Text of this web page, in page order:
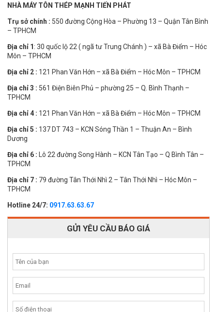
NHÀ MÁY TÔN THÉP MẠNH TIẾN PHÁT
Trụ sở chính : 550 đường Cộng Hòa – Phường 13 – Quận Tân Bình
– TPHCM
Địa chỉ 1 : 30 quốc lộ 22 ( ngã tư Trung Chánh ) – xã Bà Điểm – Hóc
Môn – TPHCM
Địa chỉ 2 : 121 Phan Văn Hớn – xã Bà Điểm – Hóc Môn – TPHCM
Địa chỉ 3 : 561 Điện Biên Phủ – phường 25 – Q. Bình Thạnh –
TPHCM
Địa chỉ 4 : 121 Phan Văn Hớn – xã Bà Điểm – Hóc Môn – TPHCM
Địa chỉ 5 : 137 DT 743 – KCN Sóng Thần 1 – Thuận An – Bình
Dương
Địa chỉ 6 : Lô 22 đường Song Hành – KCN Tân Tạo – Q Bình Tân –
TPHCM
Địa chỉ 7 : 79 đường Tân Thới Nhì 2 – Tân Thới Nhì – Hóc Môn –
TPHCM
Hotline 24/7: 0917.63.63.67
GỬI YÊU CẦU BÁO GIÁ